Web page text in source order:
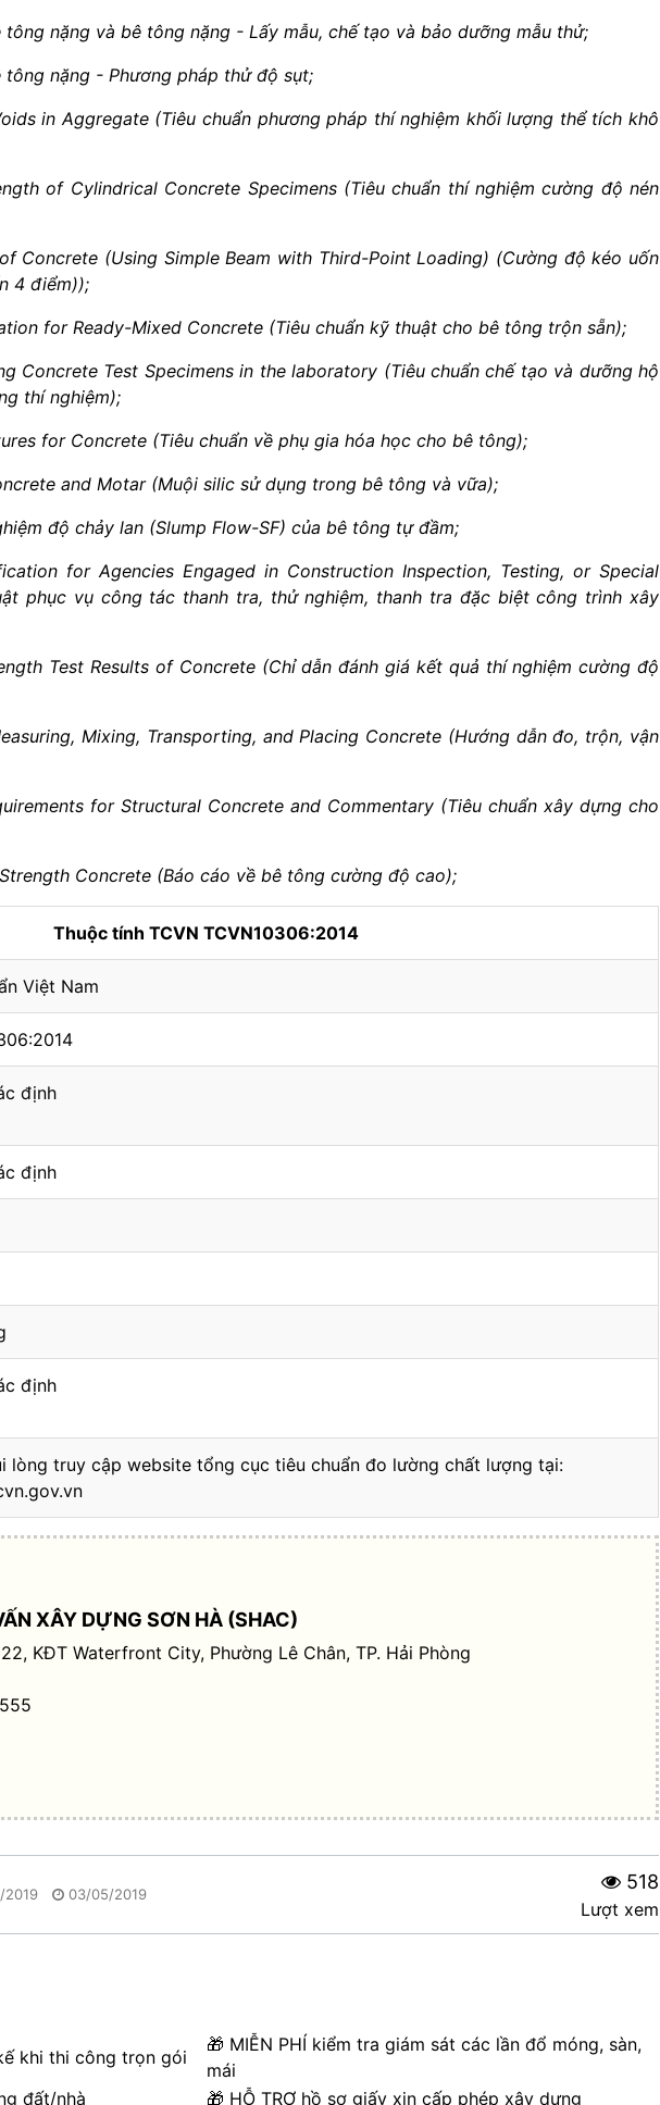
tông nặng và bê tông nặng - Lấy mẫu, chế tạo và bảo dưỡng mẫu thử;
tông nặng - Phương pháp thử độ sụt;
in Aggregate (Tiêu chuẩn phương pháp thí nghiệm khối lượng thể tích khô
of Cylindrical Concrete Specimens (Tiêu chuẩn thí nghiệm cường độ nén
Concrete (Using Simple Beam with Third-Point Loading) (Cường độ kéo uốn
4 điểm));
for Ready-Mixed Concrete (Tiêu chuẩn kỹ thuật cho bê tông trộn sẵn);
Concrete Test Specimens in the laboratory (Tiêu chuẩn chế tạo và dưỡng hộ
thí nghiệm);
for Concrete (Tiêu chuẩn về phụ gia hóa học cho bê tông);
and Motar (Muội silic sử dụng trong bê tông và vữa);
độ chảy lan (Slump Flow-SF) của bê tông tự đầm;
ication for Agencies Engaged in Construction Inspection, Testing, or Special
phục vụ công tác thanh tra, thử nghiệm, thanh tra đặc biệt công trình xây
Test Results of Concrete (Chỉdẫn đánh giá kết quả thí nghiệm cường độ
Mixing, Transporting, and Placing Concrete (Hướng dẫn đo, trộn, vận
for Structural Concrete and Commentary (Tiêu chuẩn xây dựng cho
Concrete (Báo cáo về bê tông cường độ cao);
Thuộc tính TCVN TCVN10306:2014
Việt Nam
định
định
định
lòng truy cập website tổng cục tiêu chuẩn đo lường chất lượng tại:
XÂY DỰNG SƠN HÀ (SHAC)
KĐT Waterfront City, Phường Lê Chân, TP. Hải Phòng
2019 03/05/2019
518
Lượt xem
khi thi công trọn gói
🎁 MIỄN PHÍ kiểm tra giám sát các lần đổ móng, sàn,
mái
đất/nhà
🎁 HỖ TRỢ hồ sơ giấy xin cấp phép xây dựng